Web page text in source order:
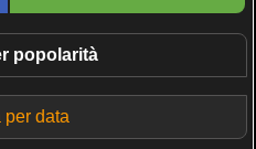
popolarità
per data